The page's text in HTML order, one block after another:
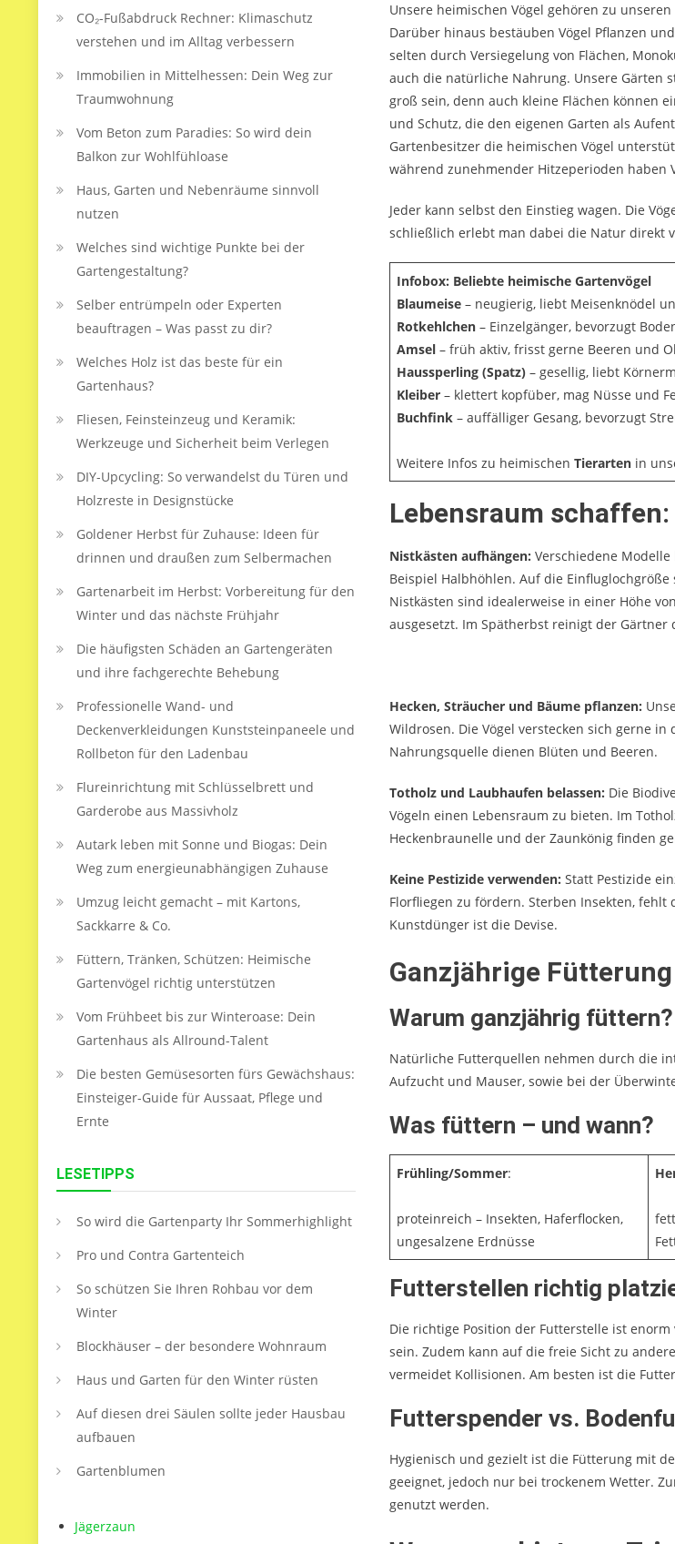
Unsere heimischen Vögel gehören zu
Darüber hinaus bestäuben Vögel Pflanzen
selten durch Versiegelung von Flächen,
auch die natürliche Nahrung. Unsere Gärten
groß sein, denn auch kleine Flächen können
und Schutz, die den eigenen Garten als
Gartenbesitzer die heimischen Vögel
während zunehmender Hitzeperioden haben
Jeder kann selbst den Einstieg wagen. Die
schließlich erlebt man dabei die Natur direkt
Infobox: Beliebte heimische Gartenvögel
Blaumeise – neugierig, liebt Meisenknödel
Rotkehlchen – Einzelgänger, bevorzugt
Amsel – früh aktiv, frisst gerne Beeren und
Haussperling (Spatz) – gesellig, liebt
Kleiber – klettert kopfüber, mag Nüsse und
Buchfink – auffälliger Gesang, bevorzugt
Weitere Infos zu heimischen Tierarten in
Lebensraum
Nistkästen aufhängen: Verschiedene
Beispiel Halbhöhlen. Auf die
Nistkästen sind idealerweise in einer Höhe
ausgesetzt. Im Spätherbst reinigt der Gärtner
Hecken, Sträucher und Bäume pflanzen:
Wildrosen. Die Vögel verstecken sich gerne
Nahrungsquelle dienen Blüten und Beeren.
Totholz und Laubhaufen belassen: Die
Vögeln einen Lebensraum zu bieten. Im
Heckenbraunelle und der Zaunkönig finden
Keine Pestizide verwenden: Statt Pestizide
Florfliegen zu fördern. Sterben Insekten,
Kunstdünger ist die Devise.
Ganzjährige
Warum ganzjährig füttern?
Natürliche Futterquellen nehmen durch die
Aufzucht und Mauser, sowie bei der
Was füttern – und wann?
Frühling/Sommer:
proteinreich – Insekten, Haferflocken,
ungesalzene Erdnüsse
Futterstellen richtig
Die richtige Position der Futterstelle ist
sein. Zudem kann auf die freie Sicht zu
vermeidet Kollisionen. Am besten ist die
Futterspender vs.
Hygienisch und gezielt ist die Fütterung mit
geeignet, jedoch nur bei trockenem Wetter.
genutzt werden.
CO₂-Fußabdruck Rechner: Klimaschutz
verstehen und im Alltag verbessern
Immobilien in Mittelhessen: Dein Weg zur
Traumwohnung
Vom Beton zum Paradies: So wird dein
Balkon zur Wohlfühloase
Haus, Garten und Nebenräume sinnvoll
nutzen
Welches sind wichtige Punkte bei der
Gartengestaltung?
Selber entrümpeln oder Experten
beauftragen – Was passt zu dir?
Welches Holz ist das beste für ein
Gartenhaus?
Fliesen, Feinsteinzeug und Keramik:
Werkzeuge und Sicherheit beim Verlegen
DIY-Upcycling: So verwandelst du Türen und
Holzreste in Designstücke
Goldener Herbst für Zuhause: Ideen für
drinnen und draußen zum Selbermachen
Gartenarbeit im Herbst: Vorbereitung für den
Winter und das nächste Frühjahr
Die häufigsten Schäden an Gartengeräten
und ihre fachgerechte Behebung
Professionelle Wand- und
Deckenverkleidungen Kunststeinpaneele und
Rollbeton für den Ladenbau
Flureinrichtung mit Schlüsselbrett und
Garderobe aus Massivholz
Autark leben mit Sonne und Biogas: Dein
Weg zum energieunabhängigen Zuhause
Umzug leicht gemacht – mit Kartons,
Sackkarre & Co.
Füttern, Tränken, Schützen: Heimische
Gartenvögel richtig unterstützen
Vom Frühbeet bis zur Winteroase: Dein
Gartenhaus als Allround-Talent
Die besten Gemüsesorten fürs Gewächshaus:
Einsteiger-Guide für Aussaat, Pflege und
Ernte
LESETIPPS
So wird die Gartenparty Ihr Sommerhighlight
Pro und Contra Gartenteich
So schützen Sie Ihren Rohbau vor dem
Winter
Blockhäuser – der besondere Wohnraum
Haus und Garten für den Winter rüsten
Auf diesen drei Säulen sollte jeder Hausbau
aufbauen
Gartenblumen
Jägerzaun